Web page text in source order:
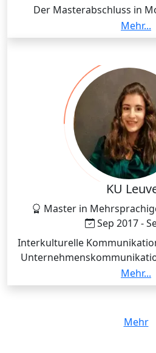
Der Masterabschluss in
Sprachen für die
Möglichkeit gegeben,
Ansätze (und die
unterschiedlichen
vertiefen, die mir zu einem
Austausch in der
Studierenden
Mehr...
KU
Master in
Sep 2017 -
Interkulturelle
Neue Medien und Digital
Mehr...
Mehr